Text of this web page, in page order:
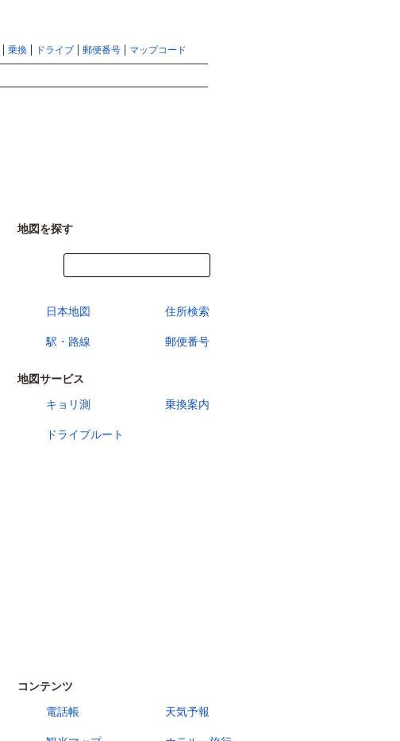
乗換 ドライブ 郵便番号 マップコード
地図を探す
日本地図 住所検索
駅・路線 郵便番号
地図サービス
キョリ測
乗換案内
ドライブルート
コンテンツ
電話帳
天気予報